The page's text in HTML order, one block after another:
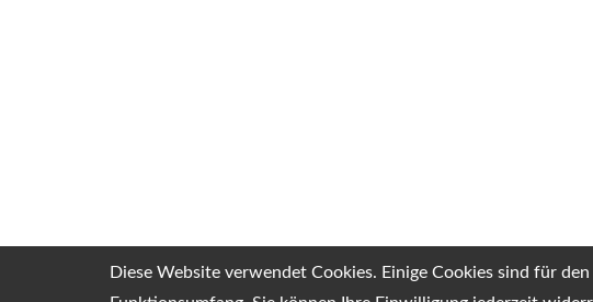
Diese Website verwendet Cookies. Einige Cookies sind für